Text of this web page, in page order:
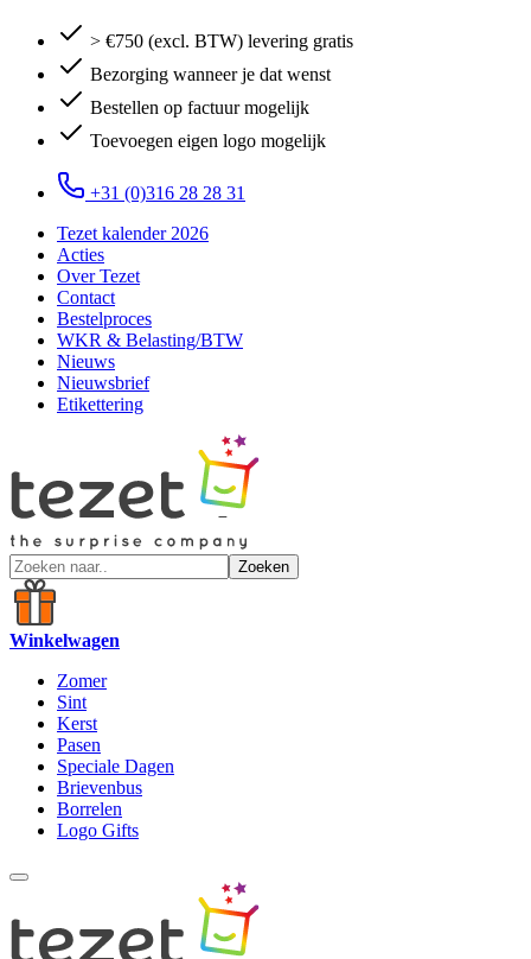
> €750 (excl. BTW) levering gratis
Bezorging wanneer je dat wenst
Bestellen op factuur mogelijk
Toevoegen eigen logo mogelijk
+31 (0)316 28 28 31
Tezet kalender 2026
Acties
Over Tezet
Contact
Bestelproces
WKR & Belasting/BTW
Nieuws
Nieuwsbrief
Etikettering
Zoeken
Winkelwagen
Zomer
Sint
Kerst
Pasen
Speciale Dagen
Brievenbus
Borrelen
Logo Gifts